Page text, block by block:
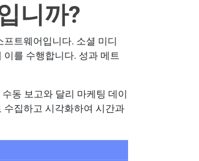
니까?
트웨어입니다. 소셜 미디
를 수행합니다. 성과 메트
동 보고와 달리 마케팅 데이
수집하고 시각화하여 시간과